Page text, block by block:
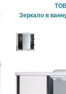
Зеркало в